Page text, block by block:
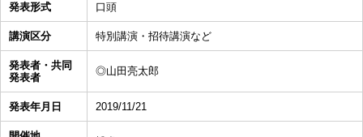
発表形式 口頭
講演区分 特別講演・招待講演など
発表者・共同
発表者
◎山田亮太郎
発表年月日 2019/11/21